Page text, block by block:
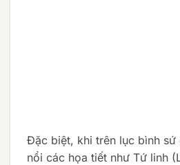
Đặc biệt, khi trên lục bình
nổi các họa tiết như Tứ linh